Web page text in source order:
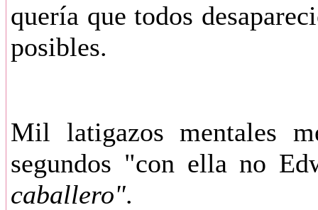
quería que todos
posibles.
Mil latigazos mentales
segundos "con ella no
caballero".